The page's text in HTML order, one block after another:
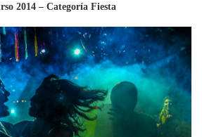
2014 – Categoría Fiesta